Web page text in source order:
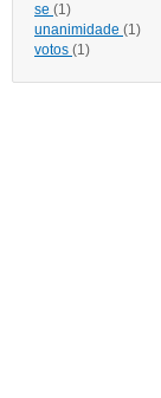
se (1)
unanimidade (1)
votos (1)